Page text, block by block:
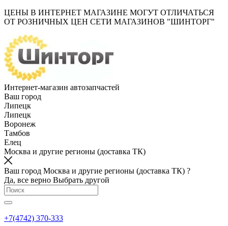
ЦЕНЫ В ИНТЕРНЕТ МАГАЗИНЕ МОГУТ ОТЛИЧАТЬСЯ
ОТ РОЗНИЧНЫХ ЦЕН СЕТИ МАГАЗИНОВ "ШИНТОРГ"
Интернет-магазин автозапчастей
Ваш город
Липецк
Липецк
Воронеж
Тамбов
Елец
Москва и другие регионы (доставка ТК)
Ваш город Москва и другие регионы (доставка ТК) ?
Да, все верно Выбрать другой
+7(4742) 370-333